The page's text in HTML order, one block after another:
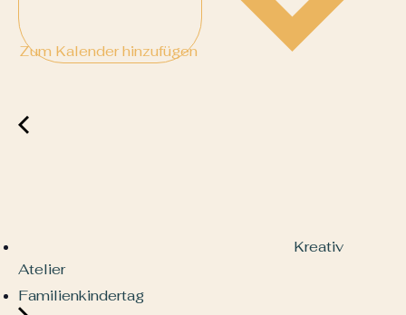
Zum Kalender hinzufügen
Kreativ
Atelier
Familienkindertag